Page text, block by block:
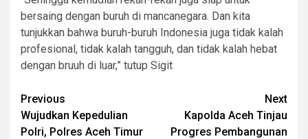
bersaing dengan buruh di mancanegara. Dan kita
tunjukkan bahwa buruh-buruh Indonesia juga tidak kalah
profesional, tidak kalah tangguh, dan tidak kalah hebat
dengan bruuh di luar,” tutup Sigit
Post
navigation
Previous
Wujudkan Kepedulian
Polri, Polres Aceh Timur
Next
Kapolda Aceh Tinjau
Progres Pembangunan